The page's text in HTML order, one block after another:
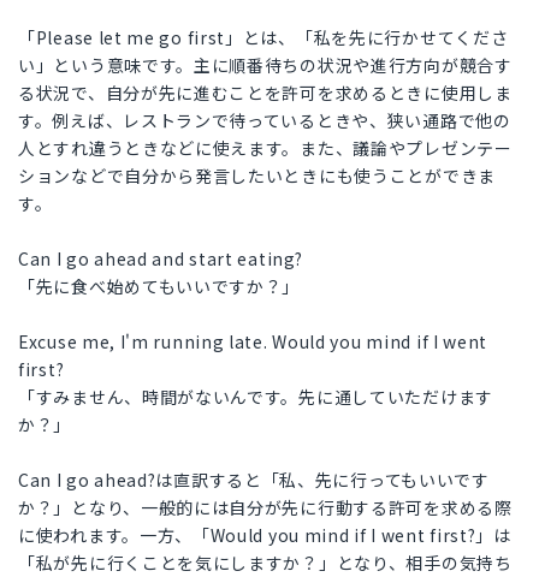
「Please let me go first」とは、「私を先に行かせてくださ
い」という意味です。主に順番待ちの状況や進行方向が競合す
る状況で、自分が先に進むことを許可を求めるときに使用しま
す。例えば、レストランで待っているときや、狭い通路で他の
人とすれ違うときなどに使えます。また、議論やプレゼンテー
ションなどで自分から発言したいときにも使うことができま
す。
Can I go ahead and start eating?
「先に食べ始めてもいいですか？」
Excuse me, I'm running late. Would you mind if I went
first?
「すみません、時間がないんです。先に通していただけます
か？」
Can I go ahead?は直訳すると「私、先に行ってもいいです
か？」となり、一般的には自分が先に行動する許可を求める際
に使われます。一方、「Would you mind if I went first?」は
「私が先に行くことを気にしますか？」となり、相手の気持ち